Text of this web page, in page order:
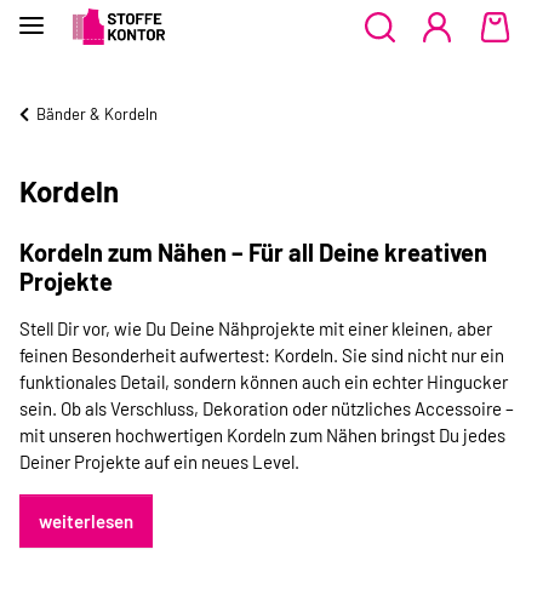
Bänder & Kordeln
Kordeln
Kordeln zum Nähen – Für all Deine kreativen
Projekte
Stell Dir vor, wie Du Deine Nähprojekte mit einer kleinen, aber
feinen Besonderheit aufwertest: Kordeln. Sie sind nicht nur ein
funktionales Detail, sondern können auch ein echter Hingucker
sein. Ob als Verschluss, Dekoration oder nützliches Accessoire –
mit unseren hochwertigen Kordeln zum Nähen bringst Du jedes
Deiner Projekte auf ein neues Level.
weiterlesen